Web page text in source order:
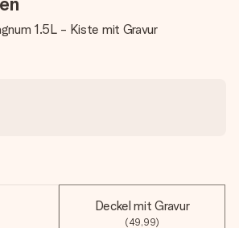
1.5L - Kiste mit Gravur
Deckel mit Gravur
(49,99)